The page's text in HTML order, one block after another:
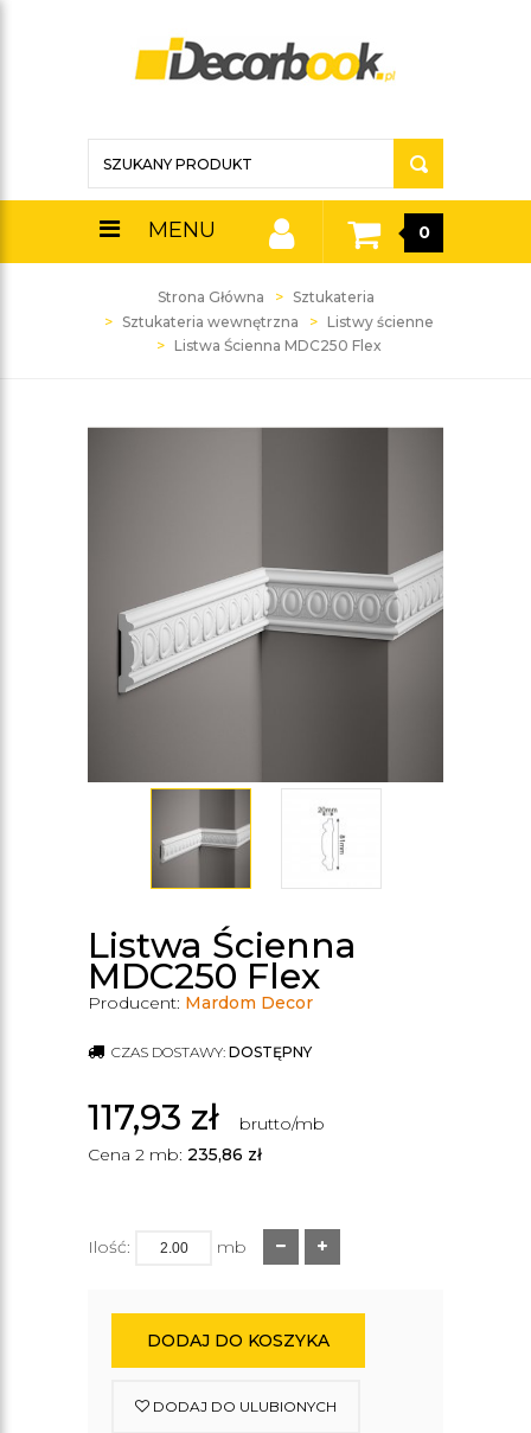
MENU 0
Strona Główna
Sztukateria
Sztukateria wewnętrzna
Listwy ścienne
Listwa Ścienna MDC250 Flex
Listwa Ścienna
MDC250 Flex
Producent: Mardom Decor
CZAS DOSTAWY: DOSTĘPNY
117,93 zł
brutto/mb
Cena 2 mb: 235,86 zł
Ilość: mb
DODAJ DO KOSZYKA
DODAJ DO ULUBIONYCH